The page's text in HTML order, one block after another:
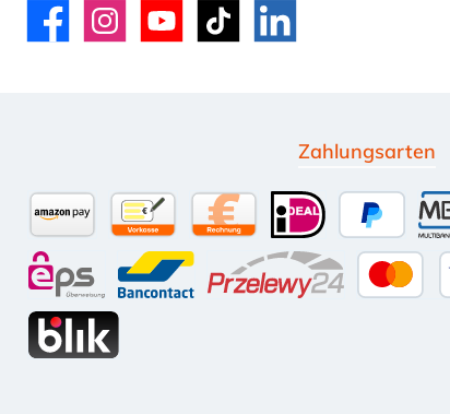
FacebookInstagramYouTube TikTok LinkedIn
Zahlungsarten
PayPal
Kauf auf Rechnung (10
iDEAL
eps
Amazon PayVorkasse per Überweisung